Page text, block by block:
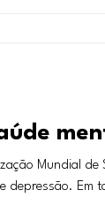
Mundial de
depressão. Em